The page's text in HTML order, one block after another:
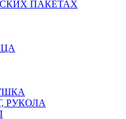
ПАКЕТАХ
РУКОЛА